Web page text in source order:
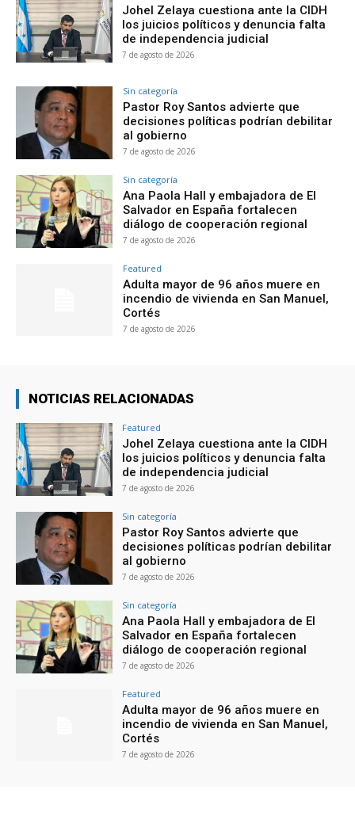
Johel Zelaya cuestiona ante la CIDH
los juicios políticos y denuncia falta
de independencia judicial
7 de agosto de 2026
Sin categoría
Pastor Roy Santos advierte que
decisiones políticas podrían debilitar
al gobierno
7 de agosto de 2026
Sin categoría
Ana Paola Hall y embajadora de El
Salvador en España fortalecen
diálogo de cooperación regional
7 de agosto de 2026
Featured
Adulta mayor de 96 años muere en
incendio de vivienda en San Manuel,
Cortés
7 de agosto de 2026
NOTICIAS RELACIONADAS
Featured
Johel Zelaya cuestiona ante la CIDH
los juicios políticos y denuncia falta
de independencia judicial
7 de agosto de 2026
Sin categoría
Pastor Roy Santos advierte que
decisiones políticas podrían debilitar
al gobierno
7 de agosto de 2026
Sin categoría
Ana Paola Hall y embajadora de El
Salvador en España fortalecen
diálogo de cooperación regional
7 de agosto de 2026
Featured
Adulta mayor de 96 años muere en
incendio de vivienda en San Manuel,
Cortés
7 de agosto de 2026